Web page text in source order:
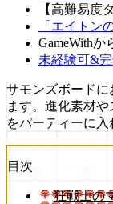
【高難易度
「エイトン
GameWithか
未経験可&
サモンズボード
ます。進化素材
をパーティーに入
目次
狂戦士の